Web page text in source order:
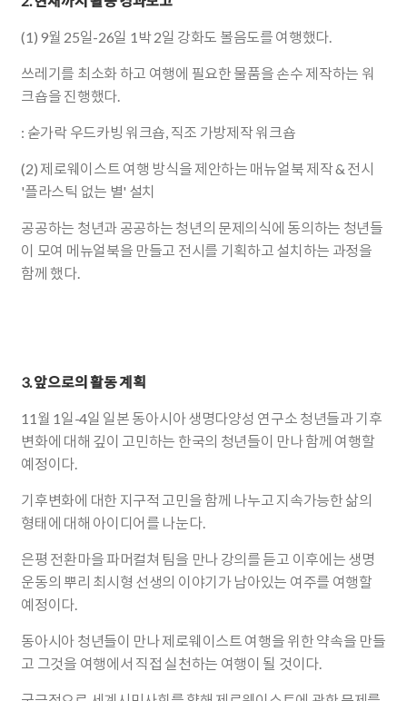
(1) 9월 25일-26일 1박 2일 강화도 볼음도를 여행했다.
쓰레기를 최소화 하고 여행에 필요한 물품을 손수 제작하는 워
크숍을 진행했다.
: 숟가락 우드카빙 워크숍, 직조 가방제작 워크숍
(2) 제로웨이스트 여행 방식을 제안하는 매뉴얼북 제작 & 전시
'플라스틱 없는 별' 설치
공공하는 청년과 공공하는 청년의 문제의식에 동의하는 청년들
이 모여 메뉴얼북을 만들고 전시를 기획하고 설치하는 과정을
함께 했다.
3. 앞으로의 활동 계획
11월 1일-4일 일본 동아시아 생명다양성 연구소 청년들과 기후
변화에 대해 깊이 고민하는 한국의 청년들이 만나 함께 여행할
예정이다.
기후변화에 대한 지구적 고민을 함께 나누고 지속가능한 삶의
형태에 대해 아이디어를 나눈다.
은평 전환마을 파머컬쳐 팀을 만나 강의를 듣고 이후에는 생명
운동의 뿌리 최시형 선생의 이야기가 남아있는 여주를 여행할
예정이다.
동아시아 청년들이 만나 제로웨이스트 여행을 위한 약속을 만들
고 그것을 여행에서 직접 실천하는 여행이 될 것이다.